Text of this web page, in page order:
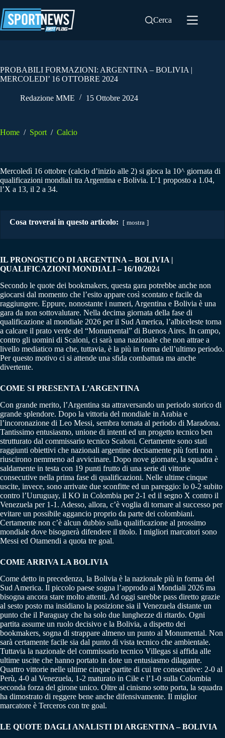
al
contenuto
Cerca
PROBABILI FORMAZIONI: ARGENTINA – BOLIVIA |
MERCOLEDI’ 16 OTTOBRE 2024
Redazione MME 15 Ottobre 2024
Home / Sport / Calcio
Mercoledì 16 ottobre (calcio d’inizio alle 2) si gioca la 10^ giornata di
qualificazioni mondiali tra Argentina e Bolivia. L’1 proposto a 1.04,
l’X a 13, il 2 a 34.
Cosa troverai in questo articolo: mostra
IL PRONOSTICO DI ARGENTINA – BOLIVIA |
QUALIFICAZIONI MONDIALI – 16/10/2024
Secondo le quote dei bookmakers, questa gara potrebbe anche non
giocarsi dal momento che l’esito appare così scontato e facile da
raggiungere. Eppure, nonostante i numeri, Argentina e Bolivia è una
gara da non sottovalutare. Nella decima giornata della fase di
qualificazione al mondiale 2026 per il Sud America, l’albiceleste torna
a calcare il prato verde del “Monumental” di Buenos Aires. In campo,
contro gli uomini di Scaloni, ci sarà una nazionale che non attrae a
livello mediatico ma che, tuttavia, è la più in forma dell’ultimo periodo.
Per questo motivo ci si attende una sfida combattuta ma anche
divertente.
COME SI PRESENTA L’ARGENTINA
Con grande merito, l’Argentina sta attraversando un periodo storico di
grande splendore. Dopo la vittoria del mondiale in Arabia e
l’incoronazione di Leo Messi, sembra tornata al periodo di Maradona.
Tantissimo entusiasmo, unione di intenti ed un progetto tecnico ben
strutturato dal commissario tecnico Scaloni. Certamente sono stati
raggiunti obiettivi che nazionali argentine decisamente più forti non
riuscirono nemmeno ad avvicinare. Dopo nove giornate, la squadra è
saldamente in testa con 19 punti frutto di una serie di vittorie
consecutive nella prima fase di qualificazioni. Nelle ultime cinque
uscite, invece, sono arrivate due sconfitte ed un pareggio: lo 0-2 subito
contro l’Uuruguay, il KO in Colombia per 2-1 ed il segno X contro il
Venezuela per 1-1. Adesso, allora, c’è voglia di tornare al successo per
evitare un possibile aggancio proprio da parte dei colombiani.
Certamente non c’è alcun dubbio sulla qualificazione al prossimo
mondiale dove bisognerà difendere il titolo. I migliori marcatori sono
Messi ed Otamendi a quota tre goal.
COME ARRIVA LA BOLIVIA
Come detto in precedenza, la Bolivia è la nazionale più in forma del
Sud America. Il piccolo paese sogna l’approdo ai Mondiali 2026 ma
bisogna ancora stare molto attenti. Ad oggi sarebbe pass diretto grazie
al sesto posto ma insidiano la posizione sia il Venezuela distante un
punto che il Paraguay che ha solo due lunghezze di ritardo. Ogni
partita assume un ruolo decisivo e la Bolivia, a dispetto dei
bookmakers, sogna di strappare almeno un punto al Monumental. Non
sarà certamente facile sia dal punto di vista tecnico che ambientale.
Tuttavia la nazionale del commissario tecnico Villegas si affida alle
ultime uscite che hanno portato in dote un entusiasmo dilagante.
Quattro vittorie nelle ultime cinque partite di cui tre consecutive: 2-0 al
Perù, 4-0 al Venezuela, 1-2 maturato in Cile e l’1-0 sulla Colombia
seconda forza del girone unico. Oltre al cinismo sotto porta, la squadra
ha dimostrato di reggere bene anche difensivamente. Il miglior
marcatore è Terceros con tre goal.
LE QUOTE DAGLI ANALISTI DI ARGENTINA – BOLIVIA